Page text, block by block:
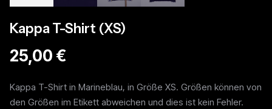
Kappa T-Shirt (XS)
25,00 €
Kappa T-Shirt in Marineblau, in Größe XS. Größen können von
den Größen im Etikett abweichen und dies ist kein Fehler.